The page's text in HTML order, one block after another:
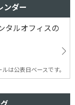
ンダー
タルオフィスの
は公表日ベースです。